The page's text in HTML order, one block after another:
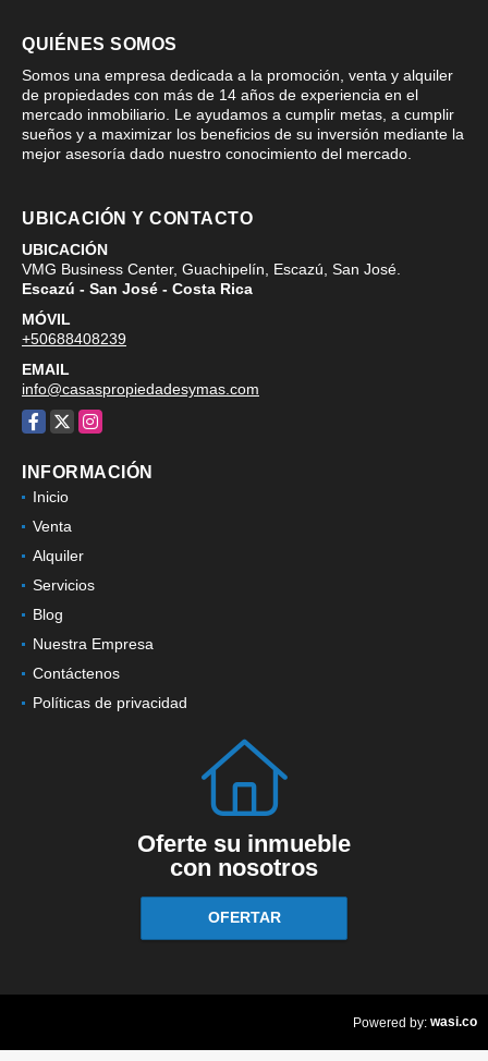
QUIÉNES SOMOS
Somos una empresa dedicada a la promoción, venta y alquiler
de propiedades con más de 14 años de experiencia en el
mercado inmobiliario. Le ayudamos a cumplir metas, a cumplir
sueños y a maximizar los beneficios de su inversión mediante la
mejor asesoría dado nuestro conocimiento del mercado.
UBICACIÓN Y CONTACTO
UBICACIÓN
VMG Business Center, Guachipelín, Escazú, San José.
Escazú - San José - Costa Rica
MÓVIL
+50688408239
EMAIL
info@casaspropiedadesymas.com
Facebook
X Instagram
INFORMACIÓN
Inicio
Venta
Alquiler
Servicios
Blog
Nuestra Empresa
Contáctenos
Políticas de privacidad
Oferte su inmueble
con nosotros
OFERTAR
Powered by: wasi.co